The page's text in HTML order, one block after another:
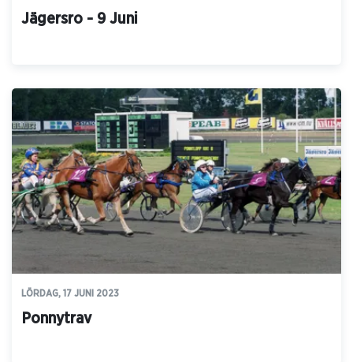
Jägersro - 9 Juni
LÖRDAG, 17 JUNI 2023
Ponnytrav